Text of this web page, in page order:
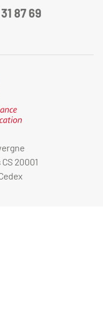
87 69
20001